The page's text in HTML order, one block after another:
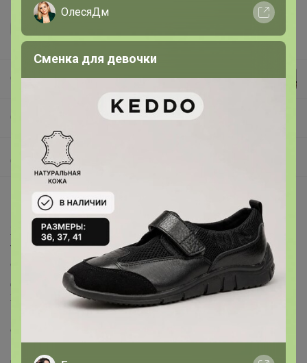
Селена
Джинсы женские
Описание
Женские джинсы с пятью карманами. Посадка Regular
fit (полуоблегающие по бедру), средняя высота талии
спереди и умеренно-высокая сзади, прямые по длине.
Для улучшения посадки сделан подкройной пояс из 2-
х частей. На часовом кармане вышивка. Застежка на
молнии. Выполнены из слабоэластичной ткани denim
comfort stretch, цвет ткани Black/Black (лицевая и
изнаночная стороны ткани
ОлесяДм
Сменка для девочки